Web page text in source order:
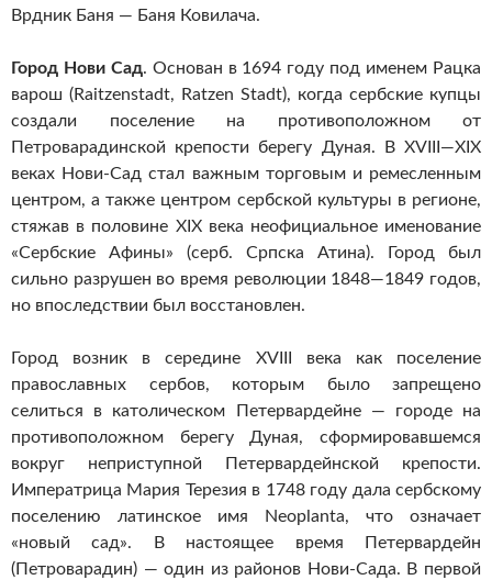
Врдник Баня — Баня Ковилача.
Город Нови Сад. Основан в 1694 году под именем Рацка
варош (Raitzenstadt, Ratzen Stadt), когда сербские купцы
создали поселение на противоположном от
Петроварадинской крепости берегу Дуная. В XVIII—XIX
веках Нови-Сад стал важным торговым и ремесленным
центром, а также центром сербской культуры в регионе,
стяжав в половине XIX века неофициальное именование
«Сербские Афины» (серб. Српска Атина). Город был
сильно разрушен во время революции 1848—1849 годов,
но впоследствии был восстановлен.
Город возник в середине XVIII века как поселение
православных сербов, которым было запрещено
селиться в католическом Петервардейне — городе на
противоположном берегу Дуная, сформировавшемся
вокруг неприступной Петервардейнской крепости.
Императрица Мария Терезия в 1748 году дала сербскому
поселению латинское имя Neoplanta, что означает
«новый сад». В настоящее время Петервардейн
(Петроварадин) — один из районов Нови-Сада. В первой